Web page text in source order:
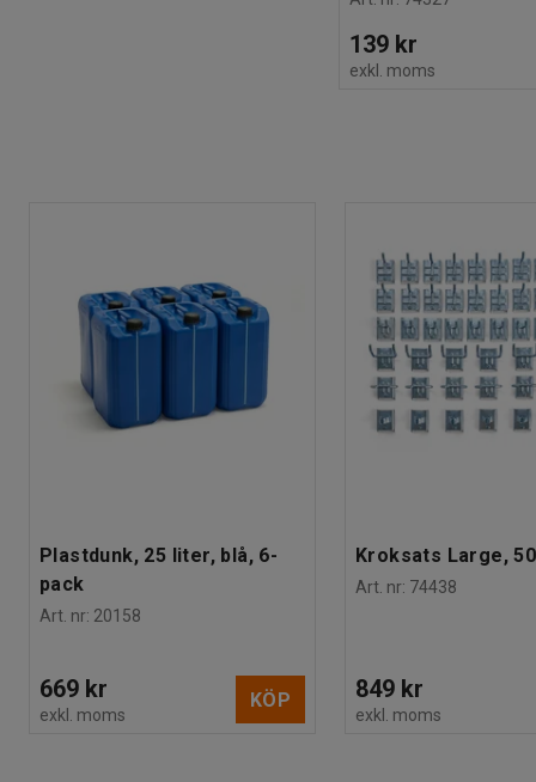
139 kr
exkl. moms
Plastdunk, 25 liter, blå, 6-
pack
Art. nr: 20158
669 kr
exkl. moms
KÖP
Kroksats Large,
Art. nr: 74438
849 kr
exkl. moms